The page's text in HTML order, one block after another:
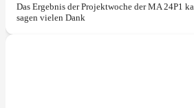
Das Ergebnis der Projektwoche der MA 24P1
sagen vielen Dank